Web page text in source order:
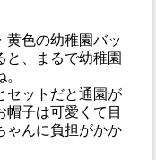
黄色の幼稚園バッ
と、まるで幼稚園
セットだと通園が
子は可愛くて目
ゃんに負担がかか